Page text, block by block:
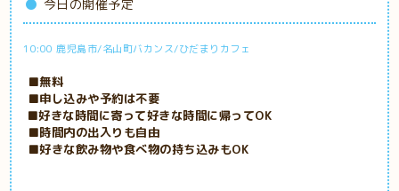
今日の開催予定
10:00 鹿児島市/名山町バカンス/ひだまりカフェ
■無料
■申し込みや予約は不要
■好きな時間に寄って好きな時間に帰ってOK
■時間内の出入りも自由
■好きな飲み物や食べ物の持ち込みもOK